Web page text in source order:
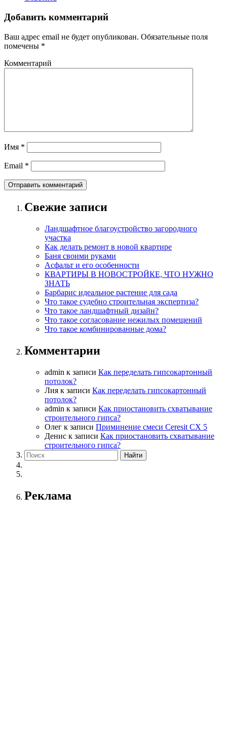
Добавить комментарий
Ваш адрес email не будет опубликован. Обязательные поля
помечены *
Комментарий
Имя *
Email *
Свежие записи
Ландшафтное благоустройство загородного
участка
Как делать ремонт в новой квартире
Баня своими руками
Асфальт и его особенности
КВАРТИРЫ В НОВОСТРОЙКЕ, ЧТО НУЖНО
ЗНАТЬ
Барбарис идеальное растение для сада
Что такое судебно строительная экспертиза?
Что такое ландшафтный дизайн?
Что такое согласование нежилых помещений
Что такое комбинированные дома?
Комментарии
admin к записи Как переделать гипсокартонный
потолок?
Лия к записи Как переделать гипсокартонный
потолок?
admin к записи Как приостановить схватывание
строительного гипса?
Олег к записи Приминение смеси Ceresit СХ 5
Денис к записи Как приостановить схватывание
строительного гипса?
Реклама